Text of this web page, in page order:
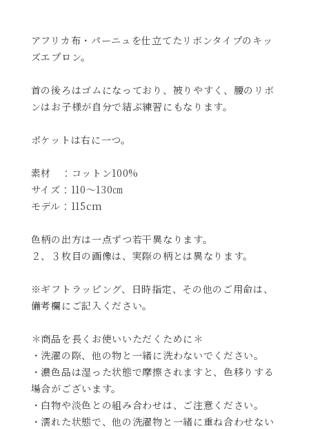
アフリカ布・パーニュを仕立てたリボンタイプのキッ
ズエプロン。
首の後ろはゴムになっており、被りやすく、腰のリボ
ンはお子様が自分で結ぶ練習にもなります。
ポケットは右に一つ。
素材 ：コットン100%
サイズ：110～130㎝
モデル：115cm
色柄の出方は一点ずつ若干異なります。
２、３枚目の画像は、実際の柄とは異なります。
※ギフトラッピング、日時指定、その他のご用命は、
備考欄にご記入ください。
＊商品を長くお使いいただくために＊
・洗濯の際、他の物と一緒に洗わないでください。
・濃色品は湿った状態で摩擦されますと、色移りする
場合がございます。
・白物や淡色との組み合わせは、ご注意ください。
・濡れた状態で、他の洗濯物と一緒に重ね合わせない